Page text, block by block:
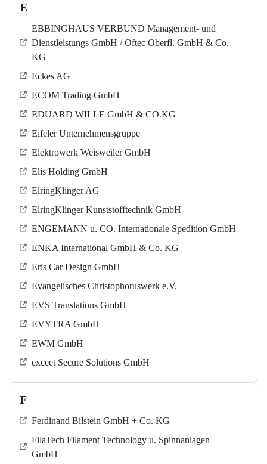
E
EBBINGHAUS VERBUND Management- und
Dienstleistungs GmbH / Oftec Oberfl. GmbH & Co.
KG
Eckes AG
ECOM Trading GmbH
EDUARD WILLE GmbH & CO.KG
Eifeler Unternehmensgruppe
Elektrowerk Weisweiler GmbH
Elis Holding GmbH
ElringKlinger AG
ElringKlinger Kunststofftechnik GmbH
ENGEMANN u. CO. Internationale Spedition GmbH
ENKA International GmbH & Co. KG
Eris Car Design GmbH
Evangelisches Christophoruswerk e.V.
EVS Translations GmbH
EVYTRA GmbH
EWM GmbH
exceet Secure Solutions GmbH
F
Ferdinand Bilstein GmbH + Co. KG
FilaTech Filament Technology u. Spinnanlagen
GmbH